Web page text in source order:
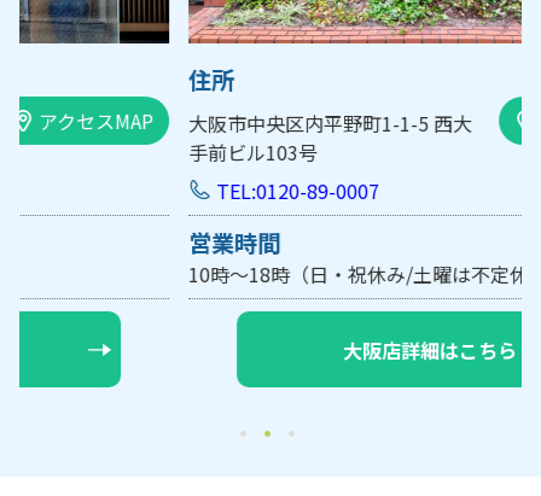
大阪市中央区内平野町1-1-5 西大
手前ビル103号
アクセスMAP
TEL:0120-89-0007
10時～18時（日・祝休み/土曜は不定休）【要予約】
大阪店詳細はこちら